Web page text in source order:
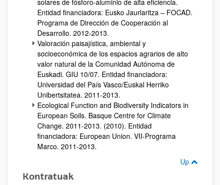
solares de fósforo-aluminio de alta eficiencia.
Entidad financiadora: Eusko Jaurlaritza – FOCAD.
Programa de Dirección de Cooperación al
Desarrollo. 2012-2013.
Valoración paisajística, ambiental y
socioeconómica de los espacios agrarios de alto
valor natural de la Comunidad Autónoma de
Euskadi. GIU 10/07. Entidad financiadora:
Universidad del País Vasco/Euskal Herriko
Unibertsitatea. 2011-2013.
Ecological Function and Biodiversity Indicators in
European Soils. Basque Centre for Climate
Change. 2011-2013. (2010). Entidad
financiadora: European Union. VII-Programa
Marco. 2011-2013.
Up
Kontratuak